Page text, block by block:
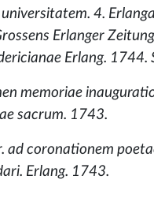
universitatem. 4.
Erlanger
Erlang. 1744.
memoriae
sacrum. 1743.
ad coronationem
Erlang. 1743.